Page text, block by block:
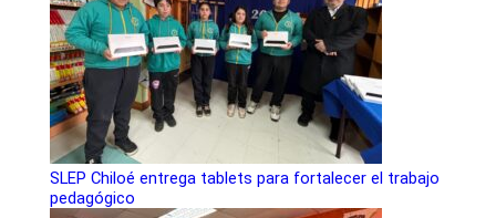
SLEP Chiloé entrega tablets para fortalecer el trabajo
pedagógico